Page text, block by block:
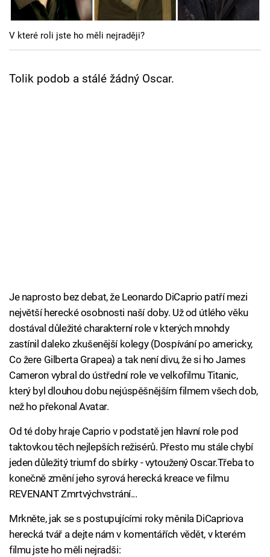
Pořady
TV Program
Sledujte prima+
V které roli jste ho měli nejraději?
Tolik podob a stálé žádný Oscar.
Je naprosto bez debat, že Leonardo DiCaprio patří mezi
největší herecké osobnosti naší doby. Už od útlého věku
dostával důležité charakterní role v kterých mnohdy
zastínil daleko zkušenější kolegy (Dospívání po americky,
Co žere Gilberta Grapea) a tak není divu, že si ho James
Cameron vybral do ústřední role ve velkofilmu Titanic,
který byl dlouhou dobu nejúspěšnějším filmem všech dob,
než ho překonal Avatar.
Od té doby hraje Caprio v podstatě jen hlavní role pod
taktovkou těch nejlepších režisérů. Přesto mu stále chybí
jeden důležitý triumf do sbírky - vytoužený Oscar.Třeba to
konečně změní jeho syrová herecká kreace ve filmu
REVENANT Zmrtvýchvstrání...
Mrkněte, jak se s postupujícími roky měnila DiCapriova
herecká tvář a dejte nám v komentářích vědět, v kterém
filmu jste ho měli nejradši: